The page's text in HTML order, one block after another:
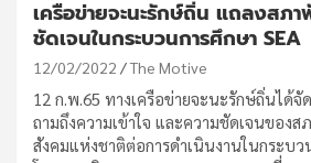
เครือข่ายจะนะรักษ์ถิ่น แถลงสภ
ชัดเจนในกระบวนการศึกษา SEA
12/02/2022 The Motive
12 ก.พ.65 ทางเครือข่ายจะนะรักษ์ถิ่นได้จั
ถามถึงความเข้าใจ และความชัดเจนของ
สังคมแห่งชาติต่อการดำเนินงานในกระบว